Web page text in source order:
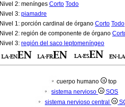
Nivel 2: menínges Corto Todo
Nivel 3: piamadre
Nivel 1: porción cardinal de órgano Corto Todo
Nivel 2: región de componente de órgano
Nivel 3: región del saco leptomeníngeo
cuerpo humano
top
sistema nervioso
SOS
sistema nervioso central